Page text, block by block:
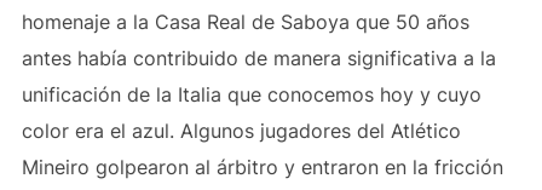
homenaje a la Casa Real de Saboya que 50 años
antes había contribuido de manera significativa a la
unificación de la Italia que conocemos hoy y cuyo
color era el azul. Algunos jugadores del Atlético
Mineiro golpearon al árbitro y entraron en la fricción